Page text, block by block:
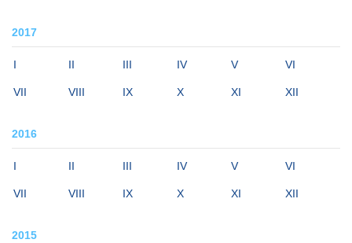
2017
I II III IV V VI
VII VIII IX X XI XII
2016
I II III IV V VI
VII VIII IX X XI XII
2015